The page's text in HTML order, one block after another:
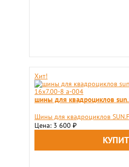
Хит!
шины для квадроциклов
Шины для квадроциклов
Цена: 3 600 ₽